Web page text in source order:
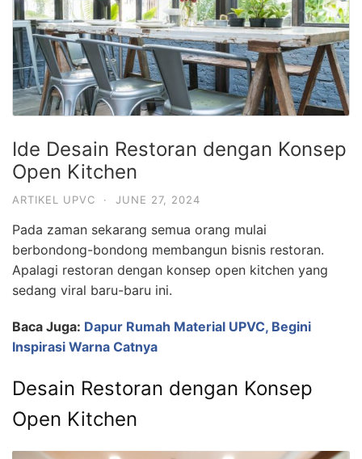
Ide Desain Restoran dengan Konsep
Open Kitchen
ARTIKEL UPVC · JUNE 27, 2024
Pada zaman sekarang semua orang mulai
berbondong-bondong membangun bisnis restoran.
Apalagi restoran dengan konsep open kitchen yang
sedang viral baru-baru ini.
Baca Juga: Dapur Rumah Material UPVC, Begini
Inspirasi Warna Catnya
Desain Restoran dengan Konsep
Open Kitchen